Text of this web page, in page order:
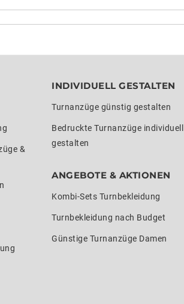
&
INDIVIDUELL GESTALTEN
Turnanzüge günstig gestalten
Bedruckte Turnanzüge individuell
gestalten
ANGEBOTE & AKTIONEN
Kombi-Sets Turnbekleidung
Turnbekleidung nach Budget
Günstige Turnanzüge Damen